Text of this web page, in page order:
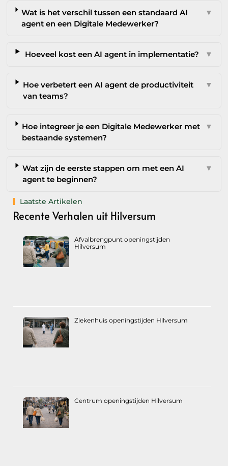
Wat is het verschil tussen een standaard AI
agent en een Digitale Medewerker?
▼
Hoeveel kost een AI agent in implementatie? ▼
Hoe verbetert een AI agent de productiviteit
van teams?
▼
Hoe integreer je een Digitale Medewerker met
bestaande systemen?
▼
Wat zijn de eerste stappen om met een AI
agent te beginnen?
▼
Laatste Artikelen
Recente Verhalen uit Hilversum
Afvalbrengpunt openingstijden
Hilversum
Ziekenhuis openingstijden Hilversum
Centrum openingstijden Hilversum